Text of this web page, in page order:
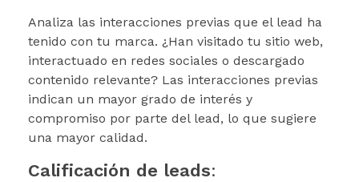
Analiza las interacciones previas que el lead ha
tenido con tu marca. ¿Han visitado tu sitio web,
interactuado en redes sociales o descargado
contenido relevante? Las interacciones previas
indican un mayor grado de interés y
compromiso por parte del lead, lo que sugiere
una mayor calidad.
Calificación de leads: